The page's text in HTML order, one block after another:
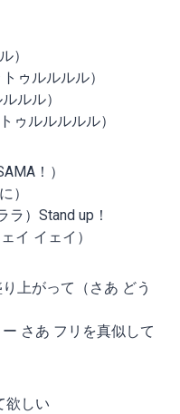
）
ゥルルルル）
ルル）
ゥルルルルル）
！）
）
ラ）Stand up！
イ イェイ）
上がって（さあ どう
さあ フリを真似して
欲しい